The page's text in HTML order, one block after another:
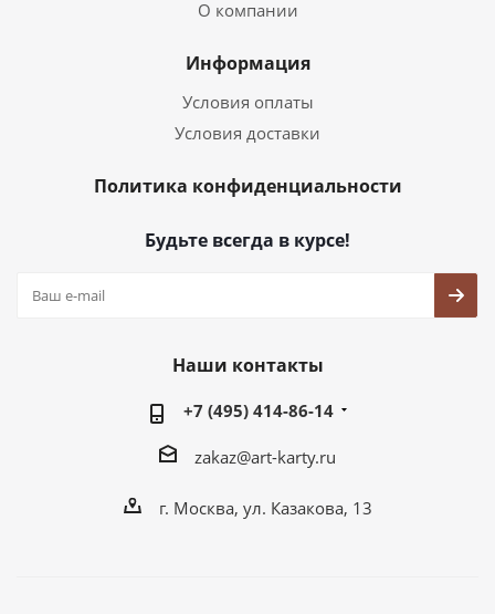
О компании
Информация
Условия оплаты
Условия доставки
Политика конфиденциальности
Будьте всегда в курсе!
Наши контакты
+7 (495) 414-86-14
zakaz@art-karty.ru
г. Москва, ул. Казакова, 13